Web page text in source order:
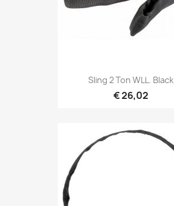
 Snel bekijken
Sling 2 Ton WLL. Black
€ 26,02